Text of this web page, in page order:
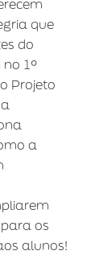
que
do
1º
Projeto
a
os
alunos!